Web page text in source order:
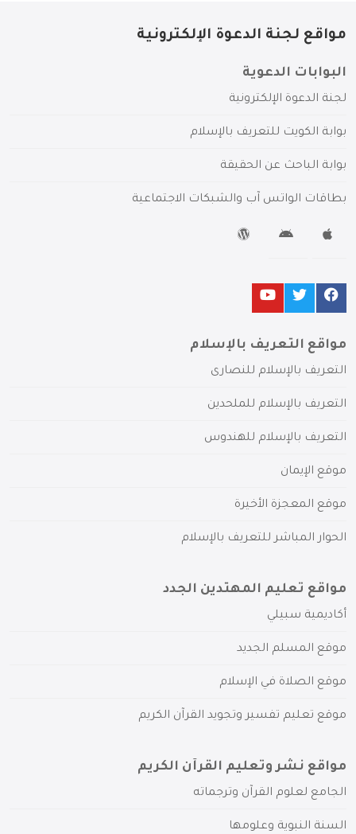
مواقع لجنة الدعوة الإلكترونية
البوابات الدعوية
لجنة الدعوة الإلكترونية
بوابة الكويت للتعريف بالإسلام
بوابة الباحث عن الحقيقة
بطاقات الواتس آب والشبكات الاجتماعية
مواقع التعريف بالإسلام
التعريف بالإسلام للنصارى
التعريف بالإسلام للملحدين
التعريف بالإسلام للهندوس
موقع الإيمان
موقع المعجزة الأخيرة
الحوار المباشر للتعريف بالإسلام
مواقع تعليم المهتدين الجدد
أكاديمية سبيلي
موقع المسلم الجديد
موقع الصلاة في الإسلام
موقع تعليم تفسير وتجويد القرآن الكريم
مواقع نشر وتعليم القرآن الكريم
الجامع لعلوم القرآن وترجماته
السنة النبوية وعلومها